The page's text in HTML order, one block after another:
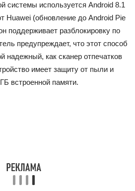
системы используется Android 8.1
Huawei (обновление до Android Pie
поддерживает разблокировку по
предупреждает, что этот способ
надежный, как сканер отпечатков
имеет защиту от пыли и
встроенной памяти.